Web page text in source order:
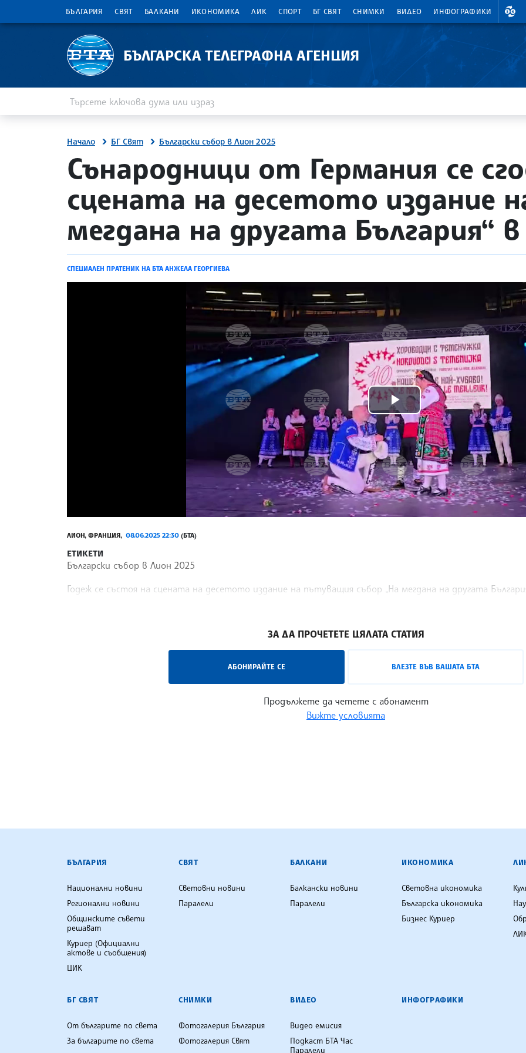
БЪЛГАРИЯ СВЯТ БАЛКАНИ ИКОНОМИКА ЛИК СПОРТ БГ СВЯТ СНИМКИ ВИДЕО ИНФОГРАФИКИ
БЪЛГАРСКА ТЕЛЕГРАФНА АГЕНЦИЯ
Начало БГ Свят Български събор в Лион 2025
site.bta
Сънародници от Германия се
сцената на десетото издание
мегдана на другата България“
СПЕЦИАЛЕН ПРАТЕНИК НА БТА АНЖЕЛА ГЕОРГИЕВА
Play
Video
ЛИОН, ФРАНЦИЯ, 08.06.2025 22:30 (БТА)
ЕТИКЕТИ
Български събор в Лион 2025
Годеж се състоя на сцената на десетото издание на пътуващия събор „На мегдана на другата
ЗА ДА ПРОЧЕТЕТЕ ЦЯЛАТА СТАТИЯ
АБОНИРАЙТЕ СЕ ВЛЕЗТЕ ВЪВ ВАШАТА БТА
Продължете да четете с абонамент
Вижте условията
БЪЛГАРСКА ТЕЛЕГРАФНА АГЕНЦИЯ
БЪЛГАРИЯ
Национални новини
Регионални новини
Общинските съвети
решават
Куриер (Официални
актове и съобщения)
ЦИК
СВЯТ
Световни новини
Паралели
БАЛКАНИ
Балкански новини
Паралели
ИКОНОМИКА
Световна икономика
Българска икономика
Бизнес Куриер
БГ СВЯТ
От българите по света
За българите по света
СНИМКИ
Фотогалерия България
Фотогалерия Свят
ВИДЕО
Видео емисия
Подкаст БТА Час
Паралели
ИНФОГРАФИКИ